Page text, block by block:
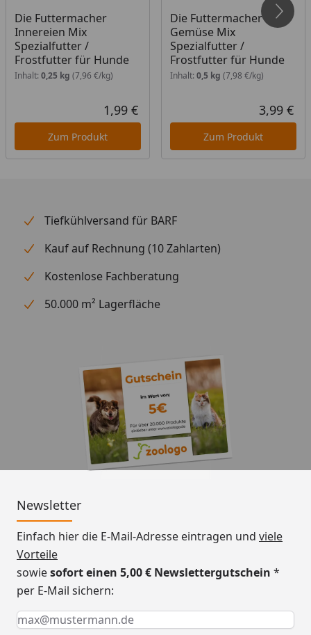
Die Futtermacher
Innereien Mix
Spezialfutter /
Frostfutter für Hunde
Inhalt: 0,25 kg (7,96 €/kg)
Aktueller Preis
1,99 €
Zum Produkt
Die Futtermacher
Gemüse Mix
Spezialfutter /
Frostfutter für Hunde
Inhalt: 0,5 kg (7,98 €/kg)
3,99 €
Zum Produkt
Tiefkühlversand für BARF
Kauf auf Rechnung (10 Zahlarten)
Kostenlose Fachberatung
50.000 m² Lagerfläche
Newsletter
Einfach hier die E-Mail-Adresse eintragen und viele
Vorteile
sowiesofort einen 5,00 € Newslettergutschein *
per E-Mail sichern:
Keine Eingabe erforderlich
Eingabe erforderlich
E-Mail *